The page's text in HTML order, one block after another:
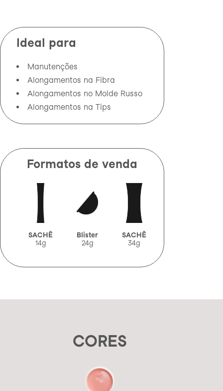
Ideal para
Manutenções
Alongamentos na Fibra
Alongamentos no Molde Russo
Alongamentos na Tips
Formatos de venda
SACHÊ
14g
Blister
24g
SACHÊ
34g
CORES